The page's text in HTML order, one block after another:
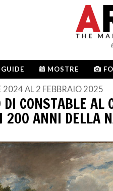
GUIDE MOSTRE
2024 AL 2 FEBBRAIO 2025
CONSTABLE AL
200 ANNI DELLA